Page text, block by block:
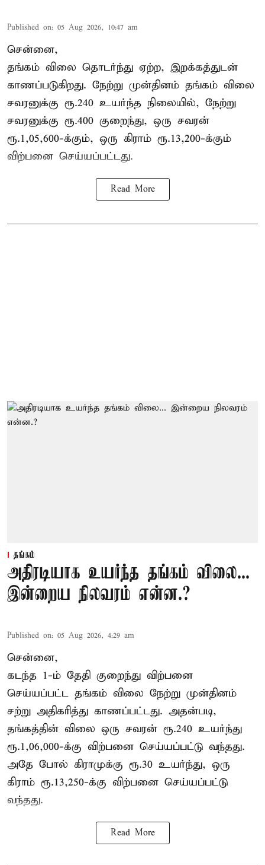
Published on: 05 Aug 2026, 10:47 am
சென்னை,
தங்கம் விலை தொடர்ந்து ஏற்ற, இறக்கத்துடன்
காணப்படுகிறது. நேற்று முன்தினம் தங்கம் விலை
சவரனுக்கு ரூ.240 உயர்ந்த நிலையில், நேற்று
சவரனுக்கு ரூ.400 குறைந்து, ஒரு சவரன்
ரூ.1,05,600-க்கும், ஒரு கிராம் ரூ.13,200-க்கும்
விற்பனை செய்யப்பட்டது.
Read More
தங்கம்
அதிரடியாக உயர்ந்த தங்கம் விலை...
இன்றைய நிலவரம் என்ன.?
Published on: 05 Aug 2026, 4:29 am
சென்னை,
கடந்த 1-ம் தேதி குறைந்து விற்பனை
செய்யப்பட்ட தங்கம் விலை நேற்று முன்தினம்
சற்று அதிகரித்து காணப்பட்டது. அதன்படி,
தங்கத்தின் விலை ஒரு சவரன் ரூ.240 உயர்ந்து
ரூ.1,06,000-க்கு விற்பனை செய்யப்பட்டு வந்தது.
அதே போல் கிராமுக்கு ரூ.30 உயர்ந்து, ஒரு
கிராம் ரூ.13,250-க்கு விற்பனை செய்யப்பட்டு
வந்தது.
Read More